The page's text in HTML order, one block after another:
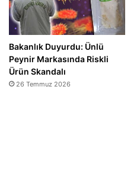
Bakanlık Duyurdu: Ünlü
Peynir Markasında Riskli
Ürün Skandalı
26 Temmuz 2026